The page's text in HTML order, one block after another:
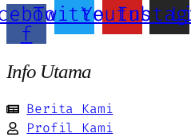
f
TwitterYoutube
Info Utama
Berita Kami
Profil Kami